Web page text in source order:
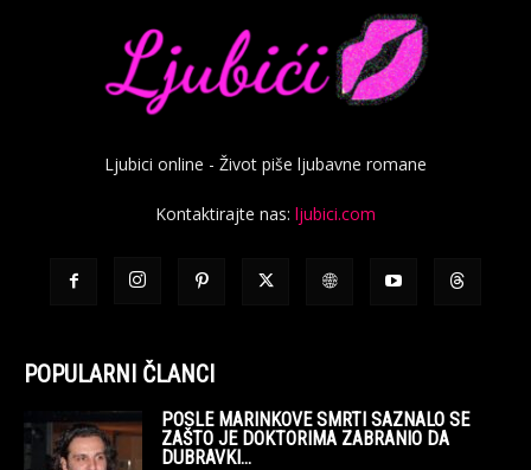
Ljubici online - Život piše ljubavne romane
Kontaktirajte nas: ljubici.com
POPULARNI ČLANCI
POSLE MARINKOVE SMRTI SAZNALO SE
ZAŠTO JE DOKTORIMA ZABRANIO DA
DUBRAVKI...